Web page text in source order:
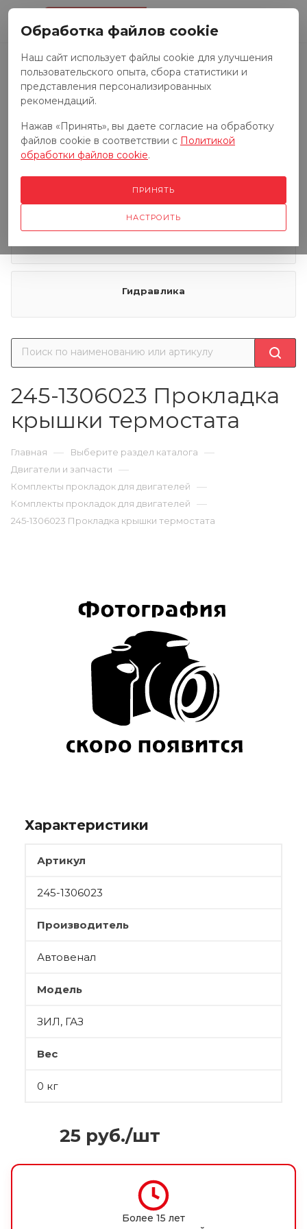
Запчасти к тракторам
Запчасти к грузовым автомобилям
Гидравлика
245-1306023 Прокладка
крышки термостата
Главная — Выберите раздел каталога —
Двигатели и запчасти —
Комплекты прокладок для двигателей —
Комплекты прокладок для двигателей —
245-1306023 Прокладка крышки термостата
Характеристики
Артикул
245-1306023
Производитель
Автовенал
Модель
ЗИЛ, ГАЗ
Вес
0 кг
25 руб./шт
Более 15 лет
Обработка файлов cookie
Наш сайт использует файлы cookie для улучшения
пользовательского опыта, сбора статистики и
представления персонализированных
рекомендаций.
Нажав «Принять», вы даете согласие на обработку
файлов cookie в соответствии с Политикой
обработки файлов cookie.
НАСТРОИТЬ
ПРИНЯТЬ